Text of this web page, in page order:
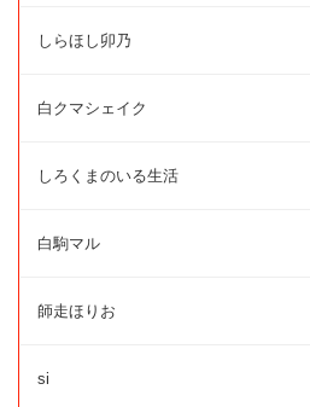
しらほし卯乃
白クマシェイク
しろくまのいる生活
白駒マル
師走ほりお
si